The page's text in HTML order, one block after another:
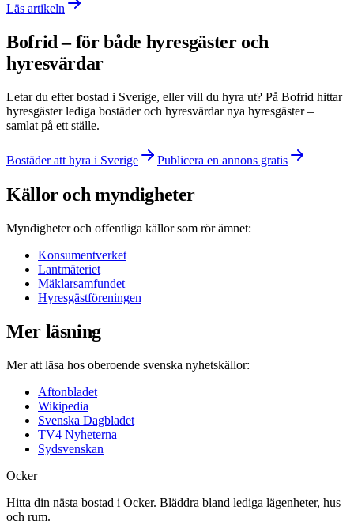
Läs artikeln
Bofrid – för både hyresgäster och
hyresvärdar
Letar du efter bostad i Sverige, eller vill du hyra ut? På Bofrid hittar
hyresgäster lediga bostäder och hyresvärdar nya hyresgäster –
samlat på ett ställe.
Bostäder att hyra i Sverige Publicera en annons gratis
Källor och myndigheter
Myndigheter och offentliga källor som rör ämnet:
Konsumentverket
Lantmäteriet
Mäklarsamfundet
Hyresgästföreningen
Mer läsning
Mer att läsa hos oberoende svenska nyhetskällor:
Aftonbladet
Wikipedia
Svenska Dagbladet
TV4 Nyheterna
Sydsvenskan
Ocker
Hitta din nästa bostad i Ocker. Bläddra bland lediga lägenheter, hus
och rum.